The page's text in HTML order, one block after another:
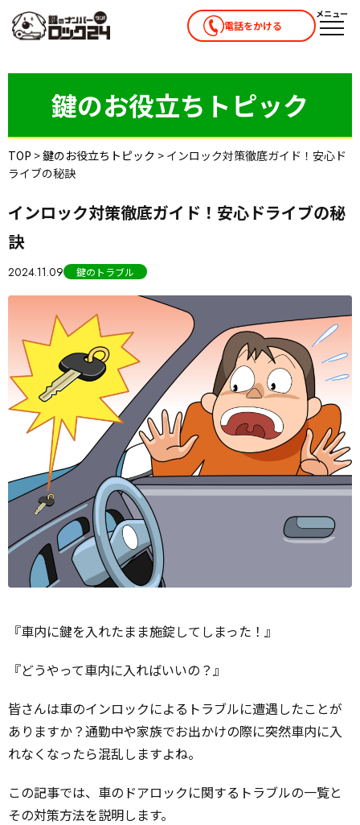
電話をかける
メニュー
メニ
鍵のお役立ちトピック
TOP >鍵のお役立ちトピック > インロック対策徹底ガイド！安心ド
ライブの秘訣
インロック対策徹底ガイド！安心ドライブの秘
訣
2024.11.09 鍵のトラブル
『車内に鍵を入れたまま施錠してしまった！』
『どうやって車内に入ればいいの？』
皆さんは車のインロックによるトラブルに遭遇したことが
ありますか？通勤中や家族でお出かけの際に突然車内に入
れなくなったら混乱しますよね。
この記事では、車のドアロックに関するトラブルの一覧と
その対策方法を説明します。